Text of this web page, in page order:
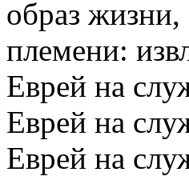
образ жизни,
племени:
Еврей на
Еврей на
Еврей на